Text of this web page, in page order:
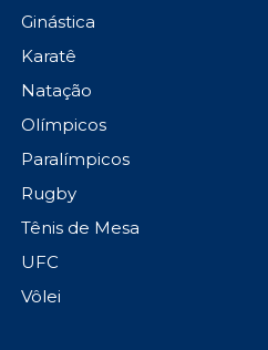
Ginástica
Karatê
Natação
Olímpicos
Paralímpicos
Rugby
Tênis de Mesa
UFC
Vôlei